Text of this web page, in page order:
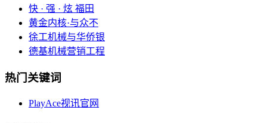
快 · 强 · 炫 福田
黄金内核·与众不
徐工机械与华侨银
德基机械营销工程
热门关键词
PlayAce视讯官网